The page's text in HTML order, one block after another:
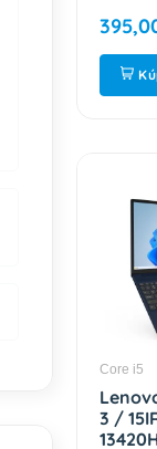
Black
Core i5
3 /